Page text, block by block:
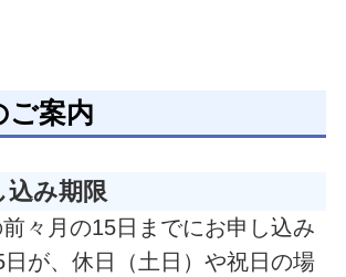
ご案内
込み期限
々月の15日までにお申し込み
日が、休日（土日）や祝日の場